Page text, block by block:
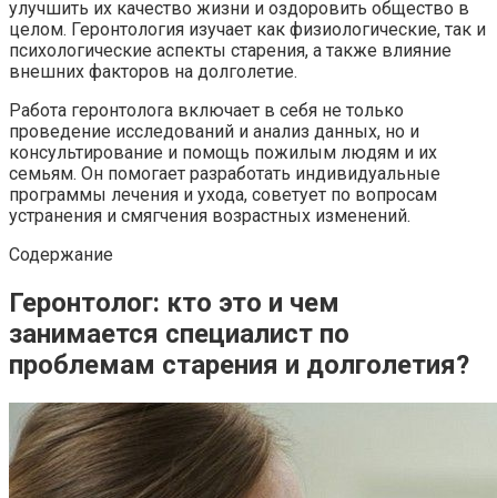
улучшить их качество жизни и оздоровить общество в
целом. Геронтология изучает как физиологические, так и
психологические аспекты старения, а также влияние
внешних факторов на долголетие.
Работа геронтолога включает в себя не только
проведение исследований и анализ данных, но и
консультирование и помощь пожилым людям и их
семьям. Он помогает разработать индивидуальные
программы лечения и ухода, советует по вопросам
устранения и смягчения возрастных изменений.
Содержание
Геронтолог: кто это и чем
занимается специалист по
проблемам старения и долголетия?